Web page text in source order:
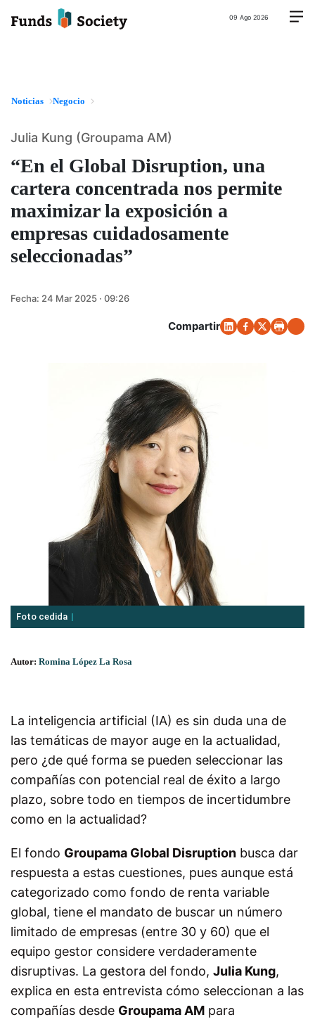
09 Ago 2026
Noticias Negocio
“En el Global Disruption, una
cartera concentrada nos permite
maximizar la exposición a
empresas cuidadosamente
seleccionadas”
Julia Kung (Groupama AM)
Fecha: 24 Mar 2025 · 09:26
Compartir
Foto cedida
Autor: Romina López La Rosa
La inteligencia artificial (IA) es sin duda una de
las temáticas de mayor auge en la actualidad,
pero ¿de qué forma se pueden seleccionar las
compañías con potencial real de éxito a largo
plazo, sobre todo en tiempos de incertidumbre
como en la actualidad?
El fondo Groupama Global Disruption busca dar
respuesta a estas cuestiones, pues aunque está
categorizado como fondo de renta variable
global, tiene el mandato de buscar un número
limitado de empresas (entre 30 y 60) que el
equipo gestor considere verdaderamente
disruptivas. La gestora del fondo, Julia Kung,
explica en esta entrevista cómo seleccionan a las
compañías desde Groupama AM para